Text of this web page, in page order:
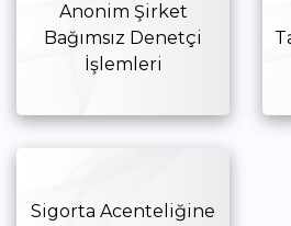
Anonim Şirket
Bağımsız Denetçi
İşlemleri
Sigorta Acenteliğine